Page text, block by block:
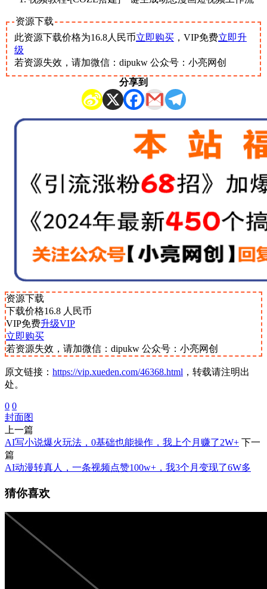
资源下载
此资源下载价格为16.8人民币立即购买 ，VIP免费立即升
级
若资源失效，请加微信：dipukw 公众号：小亮网创
分享到
资源下载
下载价格16.8 人民币
VIP免费升级VIP
立即购买
若资源失效，请加微信：dipukw 公众号：小亮网创
原文链接： https://vip.xueden.com/46368.html ，转载请注明出
处。
0 0
封面图
上一篇
AI写小说爆火玩法，0基础也能操作，我上个月赚了2W+ 下一
篇
AI动漫转真人，一条视频点赞100w+，我3个月变现了6W多
猜你喜欢